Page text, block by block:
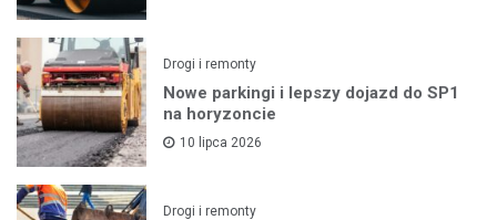
Drogi i remonty
Nowe parkingi i lepszy dojazd do SP1
na horyzoncie
10 lipca 2026
Drogi i remonty